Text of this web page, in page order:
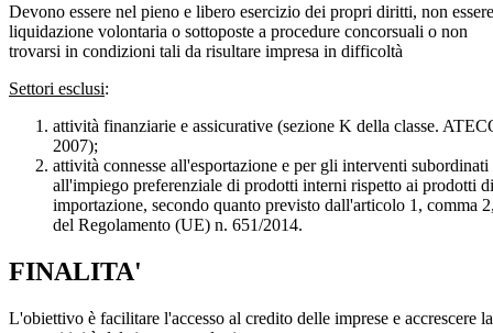
Devono essere nel pieno e libero esercizio dei propri diritti, non
liquidazione volontaria o sottoposte a procedure concorsuali o non
trovarsi in condizioni tali da risultare impresa in difficoltà
Settori esclusi:
attività finanziarie e assicurative (sezione K della classe.
2007);
attività connesse all'esportazione e per gli interventi subordinati
all'impiego preferenziale di prodotti interni rispetto ai prodotti di
importazione, secondo quanto previsto dall'articolo 1, comma
del Regolamento (UE) n. 651/2014.
FINALITA'
L'obiettivo è facilitare l'accesso al credito delle imprese e accrescere la